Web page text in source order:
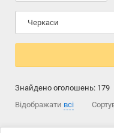
Вибрані оголошення
Коментарі до
Як додати оголошення
Черкаси
Знайдено оголошень: 179
Відображати всі